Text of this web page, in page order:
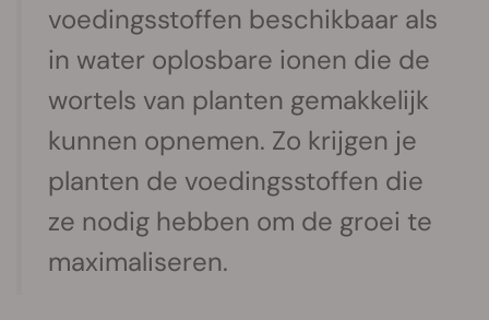
voedingsstoffen beschikbaar als
in water oplosbare ionen die de
wortels van planten gemakkelijk
kunnen opnemen. Zo krijgen je
planten de voedingsstoffen die
ze nodig hebben om de groei te
maximaliseren.